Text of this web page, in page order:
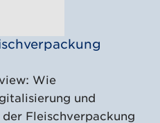
Wie
und
Fleischverpackung